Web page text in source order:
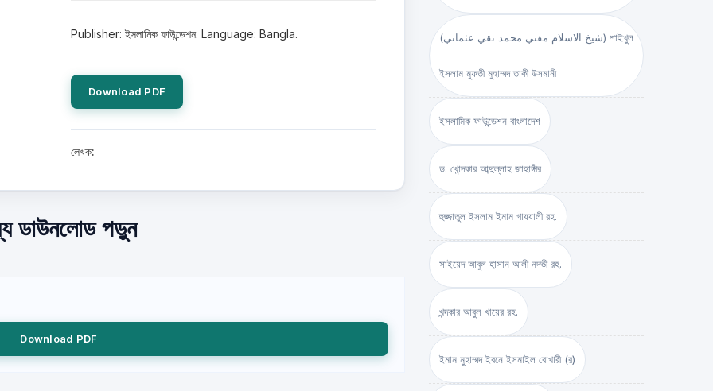
Publisher: ইসলামিক ফাউন্ডেশন. Language: Bangla.
Download PDF
লেখক:
ডাউনলোড পড়ুন
Download PDF
(شيخ الاسلام مفتي محمد تقي عثماني) শাইখুল
ইসলাম মুফতী মুহাম্মদ তাকী উসমানী
ইসলামিক ফাউন্ডেশন বাংলাদেশ
ড. খোন্দকার আব্দুল্লাহ জাহাঙ্গীর
হুজ্জাতুল ইসলাম ইমাম গাযযালী রহ.
সাইয়েদ আবুল হাসান আলী নদভী রহ.
খন্দকার আবুল খায়ের রহ.
ইমাম মুহাম্মদ ইবনে ইসমাইল বোখারী (র)